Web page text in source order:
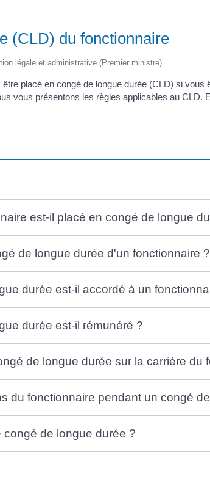
(CLD) du fonctionnaire
légale et administrative (Premier ministre)
placé en congé de longue durée (CLD) si
vous présentons les règles applicables au
est-il placé en congé de longue
de longue durée d'un fonctionnaire ?
durée est-il accordé à un
durée est-il rémunéré ?
de longue durée sur la carrière du
du fonctionnaire pendant un congé
congé de longue durée ?